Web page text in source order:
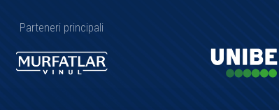
Parteneri principali